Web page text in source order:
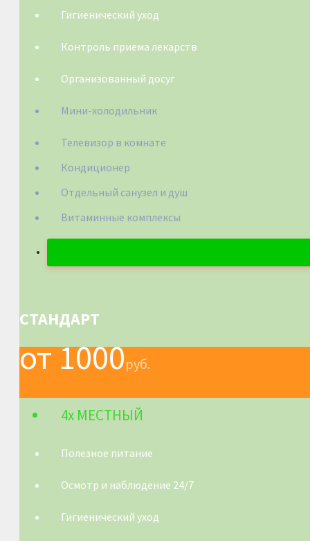
Гигиенический уход
Контроль приема лекарств
Организованный досуг
Мини-холодильник
Телевизор в комнате
Кондиционер
Отдельный санузел и душ
Витаминные комплексы
СТАНДАРТ
от 1000руб.
4х МЕСТНЫЙ
Полезное питание
Осмотр и наблюдение 24/7
Гигиенический уход